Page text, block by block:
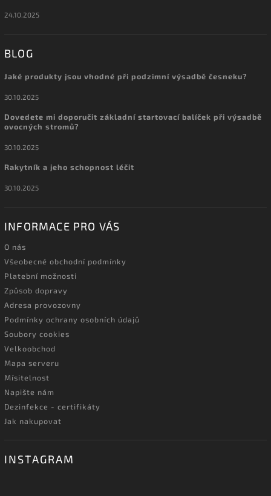
24.10.2025
BLOG
Jaké produkty jsou vhodné při podzimní výsadbě česneku?
30.10.2025
Dovedete mi doporučit základní startovací balíček při výsadbě
ovocných stromů?
30.10.2025
Rakytník a jeho schopnost léčit
30.10.2025
INFORMACE PRO VÁS
O nás
Všeobecné obchodní podmínky
Platební možnosti
Způsob dopravy
Adresa provozovny
Podmínky ochrany osobních údajů
Soubory cookies
Velkoobchod
Mapa serveru
Mísitelnost
Napište nám
Dezinfekce - certifikáty
Jak nakupovat
INSTAGRAM